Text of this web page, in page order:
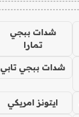
شدات ببجي
تمارا
شدات ببجي تابي
ايتونز امريكي